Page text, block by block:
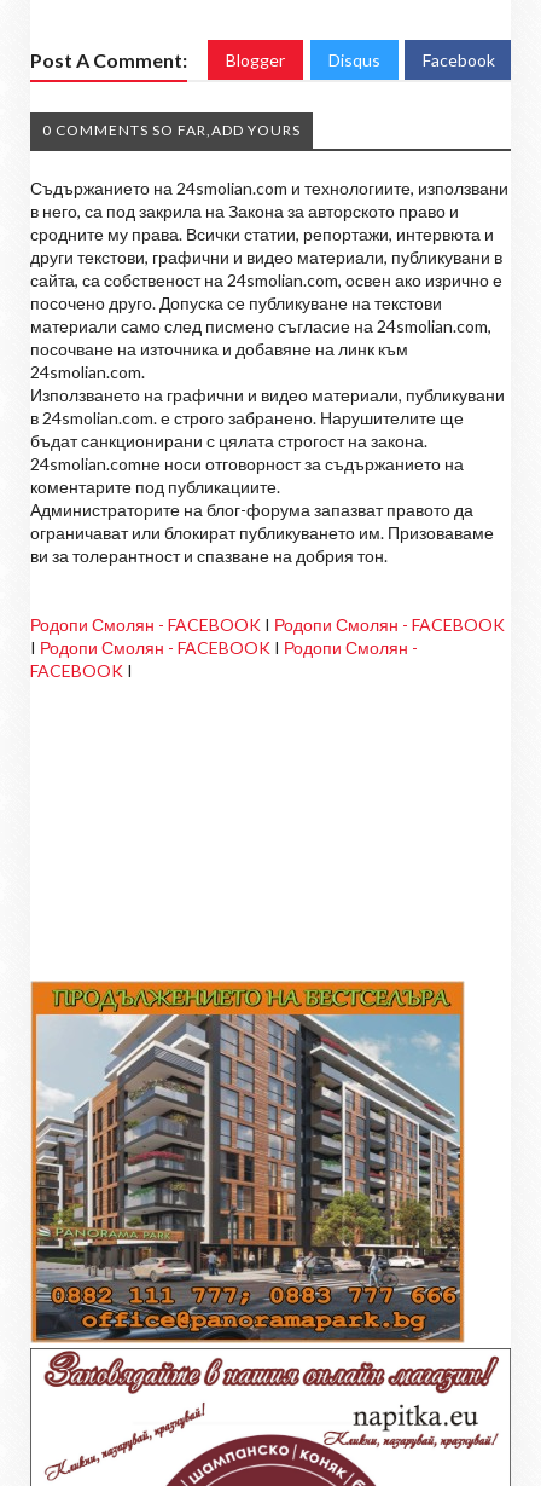
Post A Comment: Blogger Disqus Facebook
0 COMMENTS SO FAR,ADD YOURS
Съдържанието на 24smolian.com и технологиите, използвани
в него, са под закрила на Закона за авторското право и
сродните му права. Всички статии, репортажи, интервюта и
други текстови, графични и видео материали, публикувани в
сайта, са собственост на 24smolian.com, освен ако изрично е
посочено друго. Допуска се публикуване на текстови
материали само след писмено съгласие на 24smolian.com,
посочване на източника и добавяне на линк към
24smolian.com.
Използването на графични и видео материали, публикувани
в 24smolian.com. е строго забранено. Нарушителите ще
бъдат санкционирани с цялата строгост на закона.
24smolian.comне носи отговорност за съдържанието на
коментарите под публикациите.
Администраторите на блог-форума запазват правото да
ограничават или блокират публикуването им. Призоваваме
ви за толерантност и спазване на добрия тон.
Родопи Смолян - FACEBOOK I Родопи Смолян - FACEBOOK
I Родопи Смолян - FACEBOOK I Родопи Смолян -
FACEBOOK I